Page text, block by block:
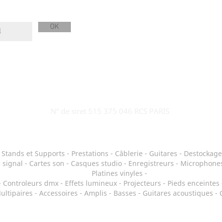
OK
Stands et Supports - Prestations - Câblerie - Guitares - Destockage
signal - Cartes son - Casques studio - Enregistreurs -
Platines vinyles -
Controleurs dmx - Effets lumineux- Projecteurs - Pieds enceintes
- Accessoires - Amplis - Basses - Guitares acoustiques -